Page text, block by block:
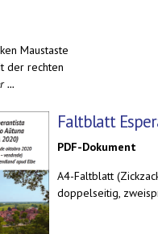
Maustaste
der rechten
...
Faltblatt
PDF-Dokument
A4-Faltblatt
doppelseitig,